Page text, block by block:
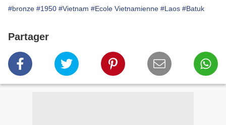
#bronze #1950 #Vietnam #Ecole Vietnamienne #Laos #Batuk
Partager